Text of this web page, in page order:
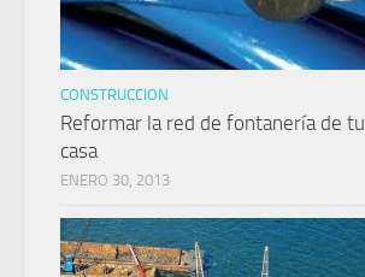
CONSTRUCCION
Reformar la red de fontanería de tu
casa
ENERO 30, 2013